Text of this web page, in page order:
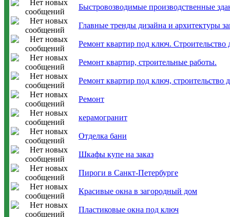
Быстровозводимые производственные
Главные тренды дизайна и архитектуры
Ремонт квартир под ключ. Строительство
Ремонт квартир, строительные работы.
Ремонт квартир под ключ, строительство
Ремонт
керамогранит
Отделка бани
Шкафы купе на заказ
Пироги в Санкт-Петербурге
Красивые окна в загородный дом
Пластиковые окна под ключ